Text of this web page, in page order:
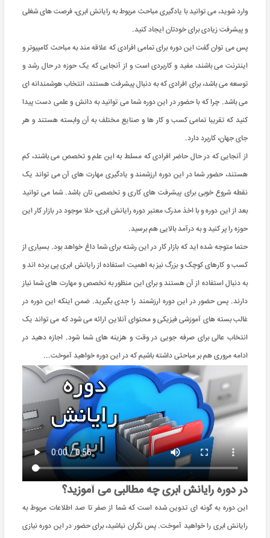
وارد شوید، می توانید با یادگیری مباحث مربوط به رایانش ابری، فرصت های شغلی
و پیشرفت زیادی برای خودتان ایجاد کنید.
پس می توان گفت این دوره برای تمامی افرادی که علاقه مند به مباحث کامپیوتر و
اینترنت می باشند، مفید و کاربردی است و از آنجایی که یک حوزه در حال رشد و
توسعه می باشد، برای افرادی که به دنبال پیشرفت هستند، انتخاب هوشمندانه ای
می باشد. چرا که با حضور در این دوره شما می توانید به دانش و علمی دست پیدا
کنید که تقریبا تمامی کسب و کار ها و صنایع مختلف به آن وابسته هستند و هر
جای جهان، کاربرد دارد.
از آنجایی که در حال حاضر افرادی که مسلط به این علم و تخصص می باشند، کم
هستند، حضور شما در این دوره ارزشمند و یادگیری مهارت های آن می تواند یک
نقطه شروع خوبی برای پیشرفت های کاری و تخصصی تان باشد. شما می توانید
بعد از این دوره و با اخذ مدرک معتبر دوره رایانش ابری، خلا موجود در بازار کار این
حوزه را پر کنید و به درآمد بالایی هم برسید.
حتما متوجه شده اید که بازار کار در این رشته برای شما داغ خواهد بود. بسیاری از
کسب و کارهای کوچک و بزرگ نیز به اهمیت استفاده از رایانش ابری پی برده اند و
به دنبال استفاده از آن هستند و برای این منظور به تخصص و مهارت های شما نیاز
دارند. پس حضور در این دوره ارزشمند را جدی بگیرید. ضمن اینکه این دوره در
غالب بسته های آموزشی فیزیکی و محتوای آنلاین ارائه می شود که می تواند یک
انتخاب عالی برای صرفه جویی در وقت و هزینه های شما شود. اجازه دهید در
ادامه مروری هم بر مباحثی داشته باشیم که در این دوره خواهید آموخت...
در دوره رایانش ابری چه مطالبی می آموزید؟
این دوره به گونه ای تدوین شده است که شما از صفر تا صد اطلاعات مربوط به
رایانش ابری را خواهید آموخت. پس نگران نباشید، برای حضور در این دوره نیازی